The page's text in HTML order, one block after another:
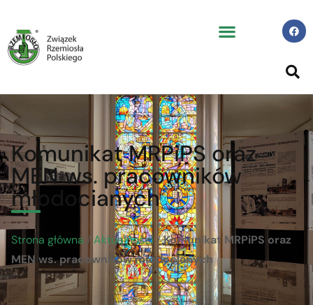
Komunikat MRPiPS oraz
MEN ws. pracowników
młodocianych
Strona główna / Aktualności /Komunikat MRPiPS oraz
MEN ws. pracowników młodocianych